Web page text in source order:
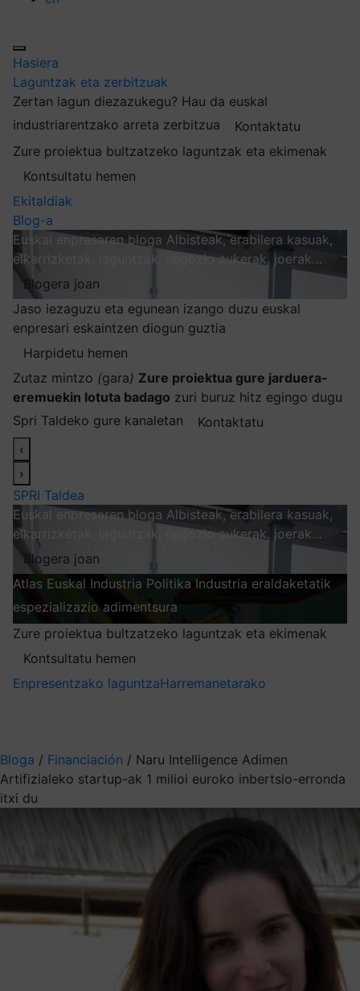
Hasiera
Laguntzak eta zerbitzuak
Zertan lagun diezazukegu? Hau da euskal
industriarentzako arreta zerbitzua
Kontaktatu
Zure proiektua bultzatzeko laguntzak eta ekimenak
Kontsultatu hemen
Ekitaldiak
Blog-a
Euskal enpresaren bloga Albisteak, erabilera kasuak,
elkarrizketak, laguntzak, negozio aukerak, joerak…
Blogera joan
Jaso iezaguzu eta egunean izango duzu euskal
enpresari eskaintzen diogun guztia
Harpidetu hemen
Zutaz mintzo (gara) Zure proiektua gure jarduera-
eremuekin lotuta badago zuri buruz hitz egingo dugu
Spri Taldeko gure kanaletan
Kontaktatu
‹
›
SPRI Taldea
Euskal enpresaren bloga Albisteak, erabilera kasuak,
elkarrizketak, laguntzak, negozio aukerak, joerak…
Blogera joan
Atlas Euskal Industria Politika Industria eraldaketatik
espezializazio adimentsura
Zure proiektua bultzatzeko laguntzak eta ekimenak
Kontsultatu hemen
Enpresentzako laguntzaHarremanetarako
Bloga / Financiación / Naru Intelligence Adimen
Artifizialeko startup-ak 1 milioi euroko inbertsio-erronda
itxi du